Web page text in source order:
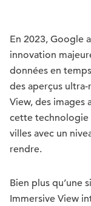
En 2023, Google
innovation
données en
des aperçus
View, des images
cette technologie
villes avec un
rendre.
Bien plus qu’une
Immersive View